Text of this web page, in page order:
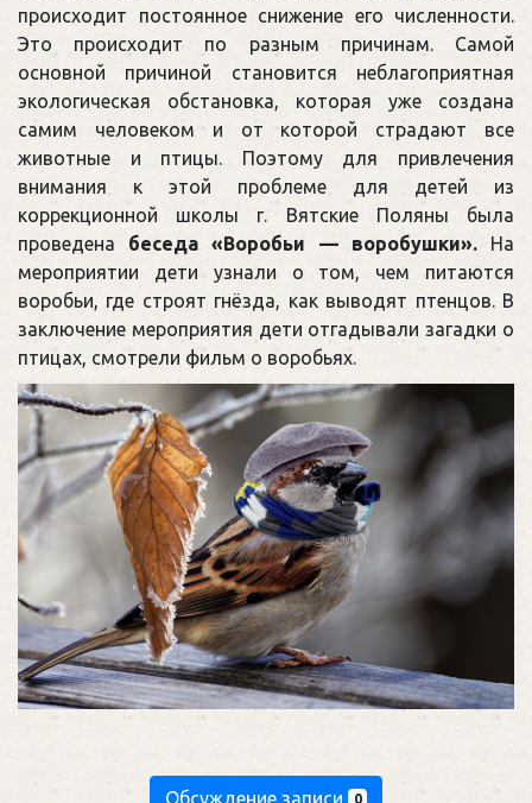
происходит постоянное снижение его численности.
Это происходит по разным причинам. Самой
основной причиной становится неблагоприятная
экологическая обстановка, которая уже создана
самим человеком и от которой страдают все
животные и птицы. Поэтому для привлечения
внимания к этой проблеме для детей из
коррекционной школы г. Вятские Поляны была
проведена беседа «Воробьи — воробушки».На
мероприятии дети узнали о том, чем питаются
воробьи, где строят гнёзда, как выводят птенцов. В
заключение мероприятия дети отгадывали загадки о
птицах, смотрели фильм о воробьях.
Обсуждение записи 0